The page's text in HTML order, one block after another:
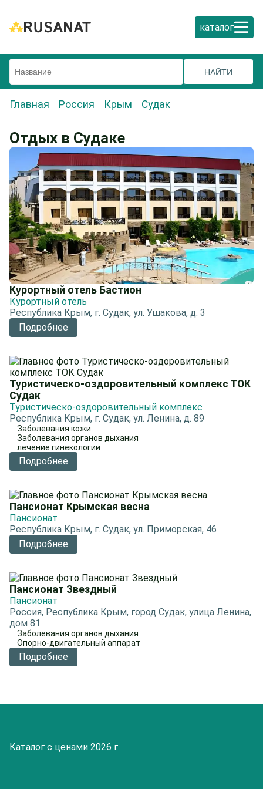
каталог
Главная Россия Крым Судак
Отдых в Судаке
Курортный отель Бастион
Курортный отель
Республика Крым, г. Судак, ул. Ушакова, д. 3
Подробнее
Туристическо-оздоровительный комплекс ТОК
Судак
Туристическо-оздоровительный комплекс
Республика Крым, г. Судак, ул. Ленина, д. 89
Заболевания кожи
Заболевания органов дыхания
лечение гинекологии
Подробнее
Пансионат Крымская весна
Пансионат
Республика Крым, г. Судак, ул. Приморская, 46
Подробнее
Пансионат Звездный
Пансионат
Россия, Республика Крым, город Судак, улица Ленина,
дом 81
Заболевания органов дыхания
Опорно-двигательный аппарат
Подробнее
Каталог с ценами 2026 г.